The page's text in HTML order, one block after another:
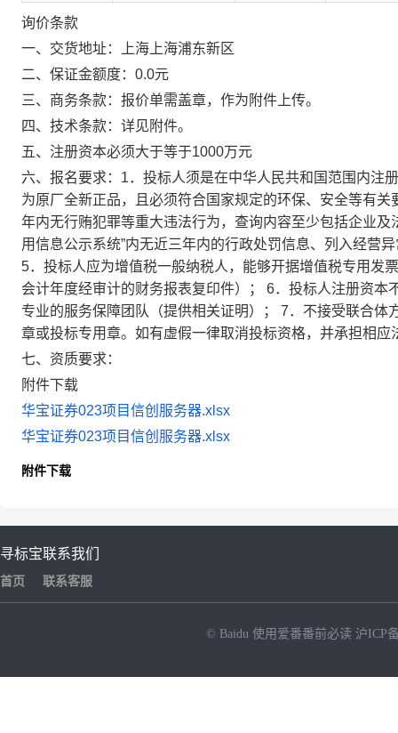
询价条款
一、交货地址：上海上海浦东新区
二、保证金额度：0.0元
三、商务条款：报价单需盖章，作为附件上传。
四、技术条款：详见附件。
五、注册资本必须大于等于1000万元
六、报名要求：1．投标人须是在中华人民共和国范围内注
为原厂全新正品，且必须符合国家规定的环保、安全等有
年内无行贿犯罪等重大违法行为，查询内容至少包括企业
用信息公示系统”内无近三年内的行政处罚信息、列入经营
5．投标人应为增值税一般纳税人，能够开据增值税专用发
会计年度经审计的财务报表复印件）； 6．投标人注册资
专业的服务保障团队（提供相关证明）； 7．不接受联合
章或投标专用章。如有虚假一律取消投标资格，并承担相应
七、资质要求：
附件下载
华宝证券023项目信创服务器.xlsx
华宝证券023项目信创服务器.xlsx
附件下载
寻标宝
首页
联系我们
联系客服
© Baidu 使用爱番番前必读 沪ICP